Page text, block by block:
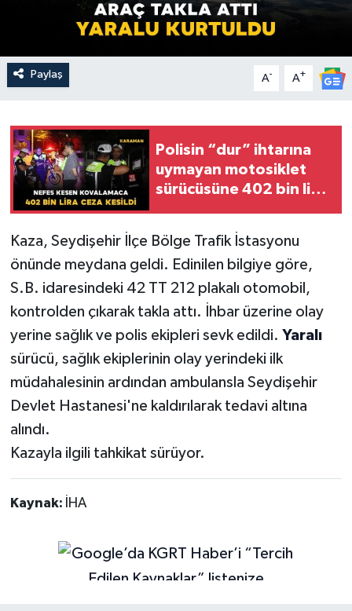
Paylaş A- A+
Polisin “dur” ihtarına
uymayan motosiklet
sürücüsüne 402 bin lira
Kaza, Seydişehir İlçe Bölge Trafik İstasyonu
önünde meydana geldi. Edinilen bilgiye göre,
S.B. idaresindeki 42 TT 212 plakalı otomobil,
kontrolden çıkarak takla attı. İhbar üzerine olay
yerine sağlık ve polis ekipleri sevk edildi. Yaralı
sürücü, sağlık ekiplerinin olay yerindeki ilk
müdahalesinin ardından ambulansla Seydişehir
Devlet Hastanesi'ne kaldırılarak tedavi altına
alındı.
Kazayla ilgili tahkikat sürüyor.
Kaynak: İHA